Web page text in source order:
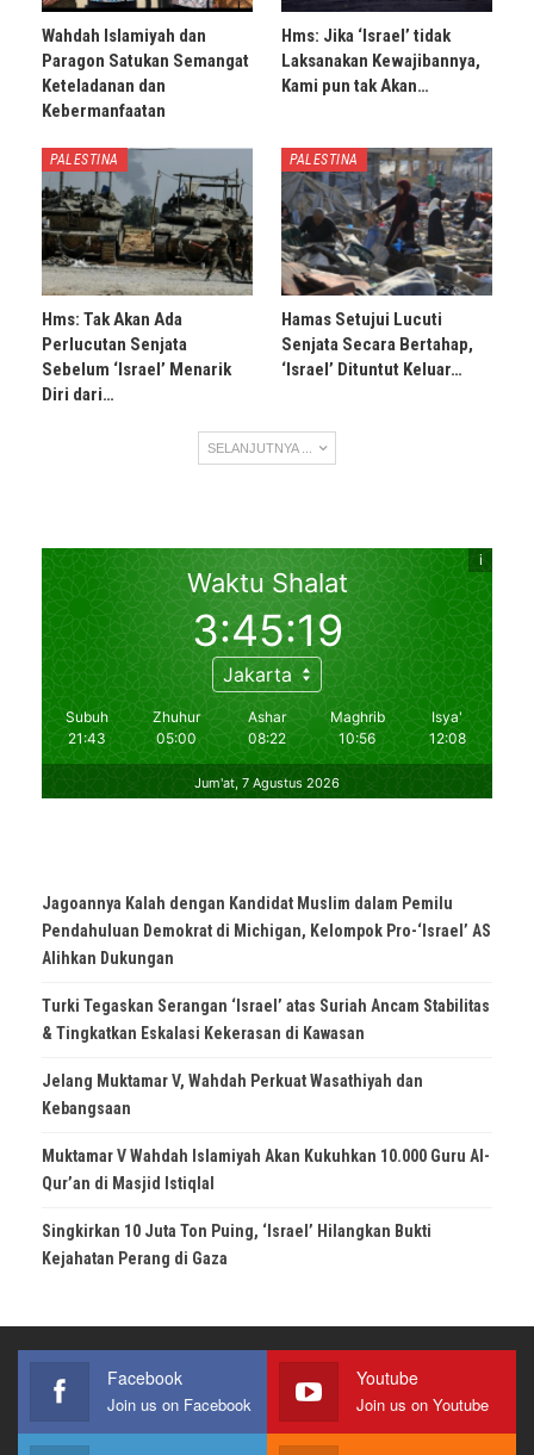
Wahdah Islamiyah dan
Paragon Satukan Semangat
Keteladanan dan
Kebermanfaatan
Hms: Jika ‘Israel’ tidak
Laksanakan Kewajibannya,
Kami pun tak Akan…
PALESTINA
Hms: Tak Akan Ada
Perlucutan Senjata
Sebelum ‘Israel’ Menarik
Diri dari…
PALESTINA
Hamas Setujui Lucuti
Senjata Secara Bertahap,
‘Israel’ Dituntut Keluar…
SELANJUTNYA ...
Jagoannya Kalah dengan Kandidat Muslim dalam Pemilu
Pendahuluan Demokrat di Michigan, Kelompok Pro-‘Israel’ AS
Alihkan Dukungan
Turki Tegaskan Serangan ‘Israel’ atas Suriah Ancam Stabilitas
& Tingkatkan Eskalasi Kekerasan di Kawasan
Jelang Muktamar V, Wahdah Perkuat Wasathiyah dan
Kebangsaan
Muktamar V Wahdah Islamiyah Akan Kukuhkan 10.000 Guru Al-
Qur’an di Masjid Istiqlal
Singkirkan 10 Juta Ton Puing, ‘Israel’ Hilangkan Bukti
Kejahatan Perang di Gaza
Facebook
Join us on Facebook
Youtube
Join us on Youtube